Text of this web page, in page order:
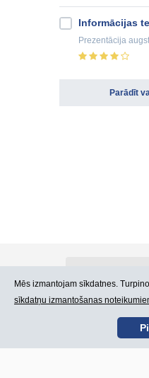
Informācijas
Prezentācija
Parādīt
Kontakti
Mēs izmantojam sīkdatnes.
sīkdatņu izmantošanas